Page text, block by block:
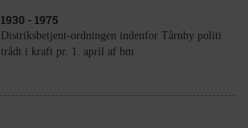
1930 - 1975
Distriksbetjent-ordningen indenfor Tårnby politi
trådt i kraft pr. 1. april af bm